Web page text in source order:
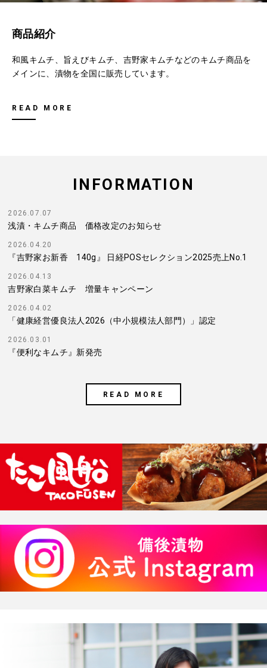
商品紹介
和風キムチ、旨えびキムチ、吉野家キムチなどのキムチ商品を
メインに、漬物を全国に販売しています。
READ MORE
INFORMATION
2026.07.07
浅漬・キムチ商品 価格改定のお知らせ
2026.04.20
『吉野家お新香 140g』 日経POSセレクション2025売上No.1
2026.04.13
吉野家白菜キムチ 増量キャンペーン
2026.04.02
「健康経営優良法人2026（中小規模法人部門）」認定
2026.03.01
『便利なキムチ』新発売
READ MORE